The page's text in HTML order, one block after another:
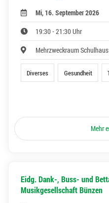
Mi, 16. September 2026
19:30 - 21:30 Uhr
Mehrzweckraum
Diverses Gesundheit
Mehr
Eidg. Dank-, Buss- und
Musikgesellschaft Bünzen